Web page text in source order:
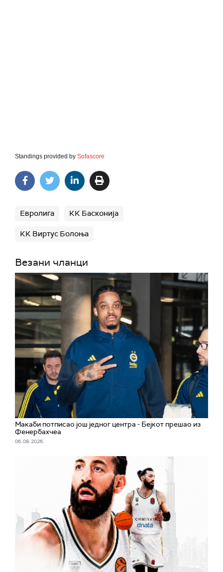
Standings provided by Sofascore
Евролига КК Басконија
КК Виртус Болоња
Везани чланци
Макаби потписао још једног центра - Бејкот прешао из
Фенербахчеа
06. 08. 2026.